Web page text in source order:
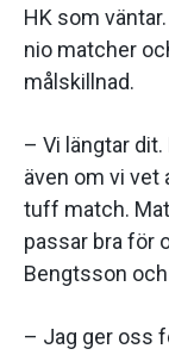
HK som
nio matcher
målskillnad.
– Vi längtar
även om vi
tuff match.
passar bra för
Bengtsson
– Jag ger oss